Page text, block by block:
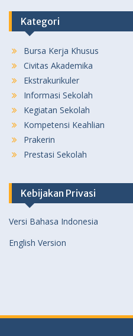
Kategori
Bursa Kerja Khusus
Civitas Akademika
Ekstrakurikuler
Informasi Sekolah
Kegiatan Sekolah
Kompetensi Keahlian
Prakerin
Prestasi Sekolah
Kebijakan Privasi
Versi Bahasa Indonesia
English Version